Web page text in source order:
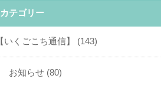
カテゴリー
いくごこち通信】 (143)
お知らせ (80)